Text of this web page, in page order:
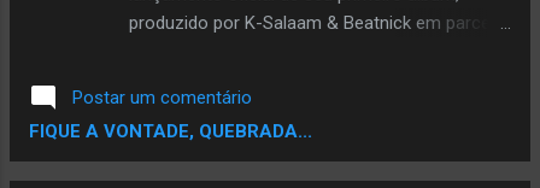
produzido por K-Salaam & Beatnick em parceria
Intel e da revista VICE .. viseram um
Documentario sobre a Acensão do Emicida .
desde a batalha na santa cruz passado pela
Postar um comentário
FIQUE A VONTADE, QUEBRADA...